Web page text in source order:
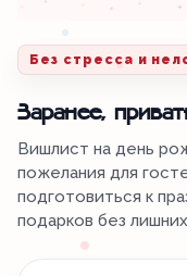
Без стресса и
Заранее,
Вишлист на день
пожелания для
подготовиться к
подарков без